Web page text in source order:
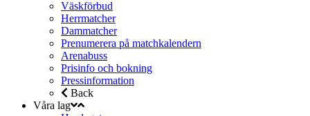
Väskförbud
Herrmatcher
Dammatcher
Prenumerera på matchkalendern
Arenabuss
Prisinfo och bokning
Pressinformation
Back
Våra lag